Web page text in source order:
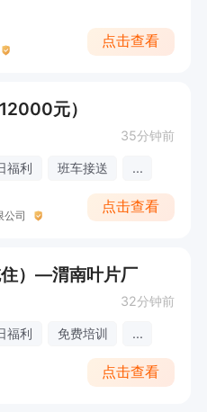
点击查看
元）
35分钟前
福利 班车接送 ...
公司
点击查看
）—渭南叶片厂
32分钟前
福利 免费培训 ...
点击查看